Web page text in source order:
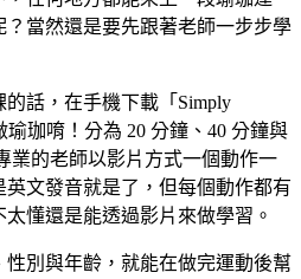
當然還是要先跟著老師一步步學
話，在手機下載「Simply
珈唷！分為 20 分鐘、40 分鐘與
業的老師以影片方式一個動作一
文發音就是了，但每個動作都有
懂還是能透過影片來做學習。
別與年齡，就能在做完運動後幫